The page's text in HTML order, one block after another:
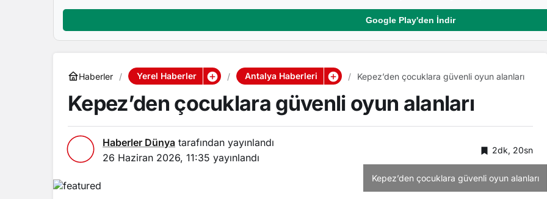
Google Play'den İndir
Haberler Yerel Haberler Antalya Haberleri Kepez’den çocuklara güvenli oyun alanları
Kepez’den çocuklara güvenli oyun alanları
Haberler Dünya tarafından yayınlandı
26 Haziran 2026, 11:35 yayınlandı
2dk, 20sn
Kepez’den çocuklara güvenli oyun alanları